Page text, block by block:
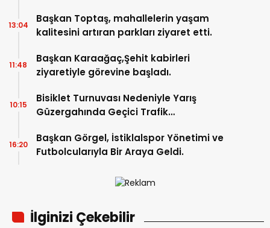
Başkan Toptaş, mahallelerin yaşam
kalitesini artıran parkları ziyaret etti.
13:04
Başkan Karaağaç,Şehit kabirleri
ziyaretiyle görevine başladı.
11:48
Bisiklet Turnuvası Nedeniyle Yarış
Güzergahında Geçici Trafik
10:15
Başkan Görgel, İstiklalspor Yönetimi ve
Futbolcularıyla Bir Araya Geldi.
16:20
İlginizi Çekebilir